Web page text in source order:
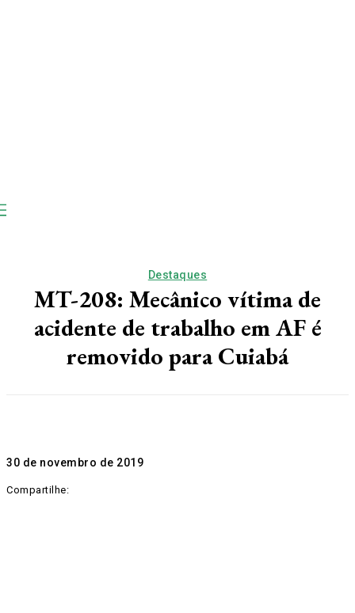
Destaques
MT-208: Mecânico vítima de
acidente de trabalho em AF é
removido para Cuiabá
30 de novembro de 2019
Compartilhe: